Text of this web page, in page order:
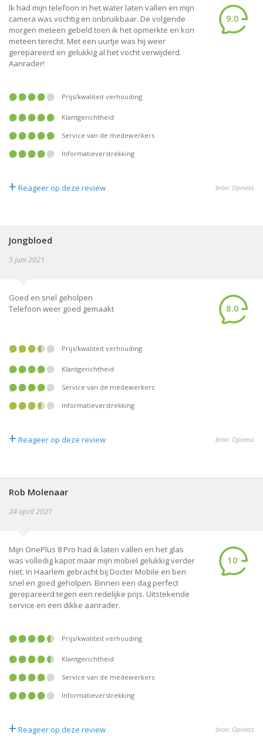
Ik had mijn telefoon in het water laten vallen en mijn
camera was vochtig en onbruikbaar. De volgende
morgen meteen gebeld toen ik het opmerkte en kon
meteen terecht. Met een uurtje was hij weer
gerepareerd en gelukkig al het vocht verwijderd.
Aanrader!
9.0
prijs/kwaliteit verhouding
klantgerichtheid
service van de medewerkers
informatieverstrekking
+ Reageer op deze review bron: Opiness
Jongbloed
5 juni 2021
Goed en snel geholpen
Telefoon weer goed gemaakt
8.0
prijs/kwaliteit verhouding
klantgerichtheid
service van de medewerkers
informatieverstrekking
+ Reageer op deze review bron: Opiness
Rob Molenaar
24 april 2021
Mijn OnePlus 8 Pro had ik laten vallen en het glas
was volledig kapot maar mijn mobiel gelukkig verder
niet. In Haarlem gebracht bij Docter Mobile en ben
snel en goed geholpen. Binnen een dag perfect
gerepareerd tegen een redelijke prijs. Uitstekende
service en een dikke aanrader.
10
prijs/kwaliteit verhouding
klantgerichtheid
service van de medewerkers
informatieverstrekking
+ Reageer op deze review bron: Opiness